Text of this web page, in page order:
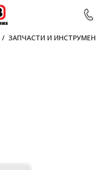
/ ЗАПЧАСТИ И